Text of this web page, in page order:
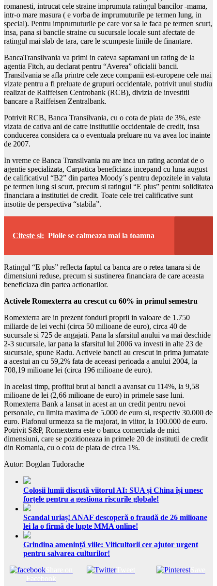
romanesti, intrucat cele straine imprumuta ratingul bancilor -mama,
intr-o mare masura ( e vorba de imprumuturile pe termen lung, in
special). Pentru imprumuturile pe care vor sa le faca pe termen scurt,
insa, pana si bancile straine cu sucursale locale sunt afectate de
ratingul mai slab de tara, care le scumpeste liniile de finantare.
BancaTransilvania va primi in cateva saptamani un rating de la
agentia Fitch, au declarat pentru “Averea” oficialii bancii.
Transilvania se afla printre cele zece companii est-europene cele mai
vizate pentru a fi preluate de grupuri occidentale, potrivit unui studiu
realizat de Raiffeisen Centrobank (RCB), divizia de investitii
bancare a Raiffeisen Zentralbank.
Potrivit RCB, Banca Transilvania, cu o cota de piata de 3%, este
vizata de cativa ani de catre institutiile occidentale de credit, insa
conducerea considera ca o eventuala preluare nu va avea loc inainte
de 2007.
In vreme ce Banca Transilvania nu are inca un rating acordat de o
agentie specializata, Carpatica beneficiaza incepand cu luna august
de calificativul “B2” din partea Moody´s pentru depozitele in valuta
pe termen lung si scurt, precum si ratingul “E plus” pentru soliditatea
financiara a institutiei de credit. Toate cele trei calificative sunt
insotite de perspectiva “stabila”.
Citeste si: Ploile se calmeaza mai la toamna
Ratingul “E plus” reflecta faptul ca banca are o retea tanara si de
dimensiuni reduse, precum si sustinerea financiara de care aceasta
beneficiaza din partea actionarilor.
Activele Romexterra au crescut cu 60% in primul semestru
Romexterra are in prezent fonduri proprii in valoare de 1.750
miliarde de lei vechi (circa 50 milioane de euro), circa 40 de
sucursale si 725 de angajati. Pana la sfarsitul anului va mai deschide
2-3 sucursale, iar pana la sfarsitul lui 2006 va investi in alte 23 de
sucursale, spune Radu. Activele bancii au crescut in prima jumatate
a acestui an cu 59,2% fata de aceeasi perioada a anului 2004, la
708,19 milioane lei (circa 196 milioane de euro).
In acelasi timp, profitul brut al bancii a avansat cu 114%, la 9,58
milioane de lei (2,66 milioane de euro) in primele sase luni.
Romexterra Bank a lansat in acest an un credit pentru nevoi
personale, cu limita maxima de 5.000 de euro si, respectiv 30.000 de
euro. Plafonul urmeaza sa fie majorat, in viitor, la 100.000 de euro.
Potrivit S&P, Romexterra este o banca comerciala de mici
dimensiuni, care se pozitioneaza in primele 20 de institutii de credit
din Romania, cu o cota de piata de circa 1%.
Autor: Bogdan Tudorache
Colosii lumii discută viitorul AI: SUA și China își unesc
forțele pentru a gestiona riscurile globale!
Scandal uriaș! ANAF descoperă o fraudă de 26 milioane
lei la o firmă de lupte MMA online!
Grindina amenință viile: Viticultorii cer ajutor urgent
pentru salvarea culturilor!
Tweet Save